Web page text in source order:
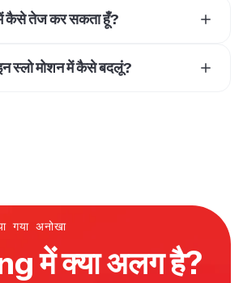
में कैसे तेज कर सकता हूँ?
करते हैं, फिर स्पीड कंट्रोलर बढ़ाते हैं। स्पीड
स्लो मोशन में कैसे बदलूं?
गया अनोखा
में क्या अलग है?